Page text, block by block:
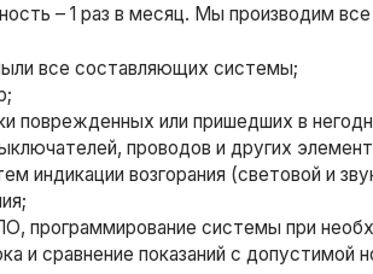
– 1 раз в месяц. Мы производим
все составляющих системы;
поврежденных или пришедших в
проводов и других
индикации возгорания (световой и
программирование системы при
и сравнение показаний с допустимой